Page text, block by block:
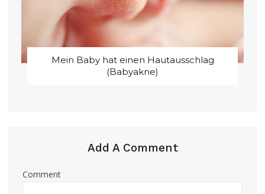
Mein Baby hat einen Hautausschlag
(Babyakne)
Add A Comment
Comment